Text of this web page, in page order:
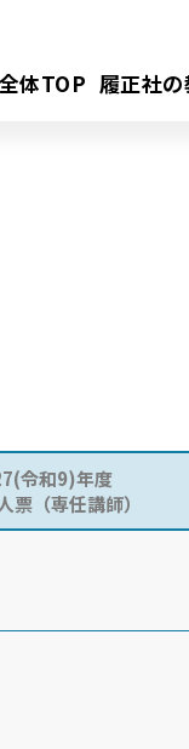
全体TOP 履正社
令和9)年度
票（専任講師）